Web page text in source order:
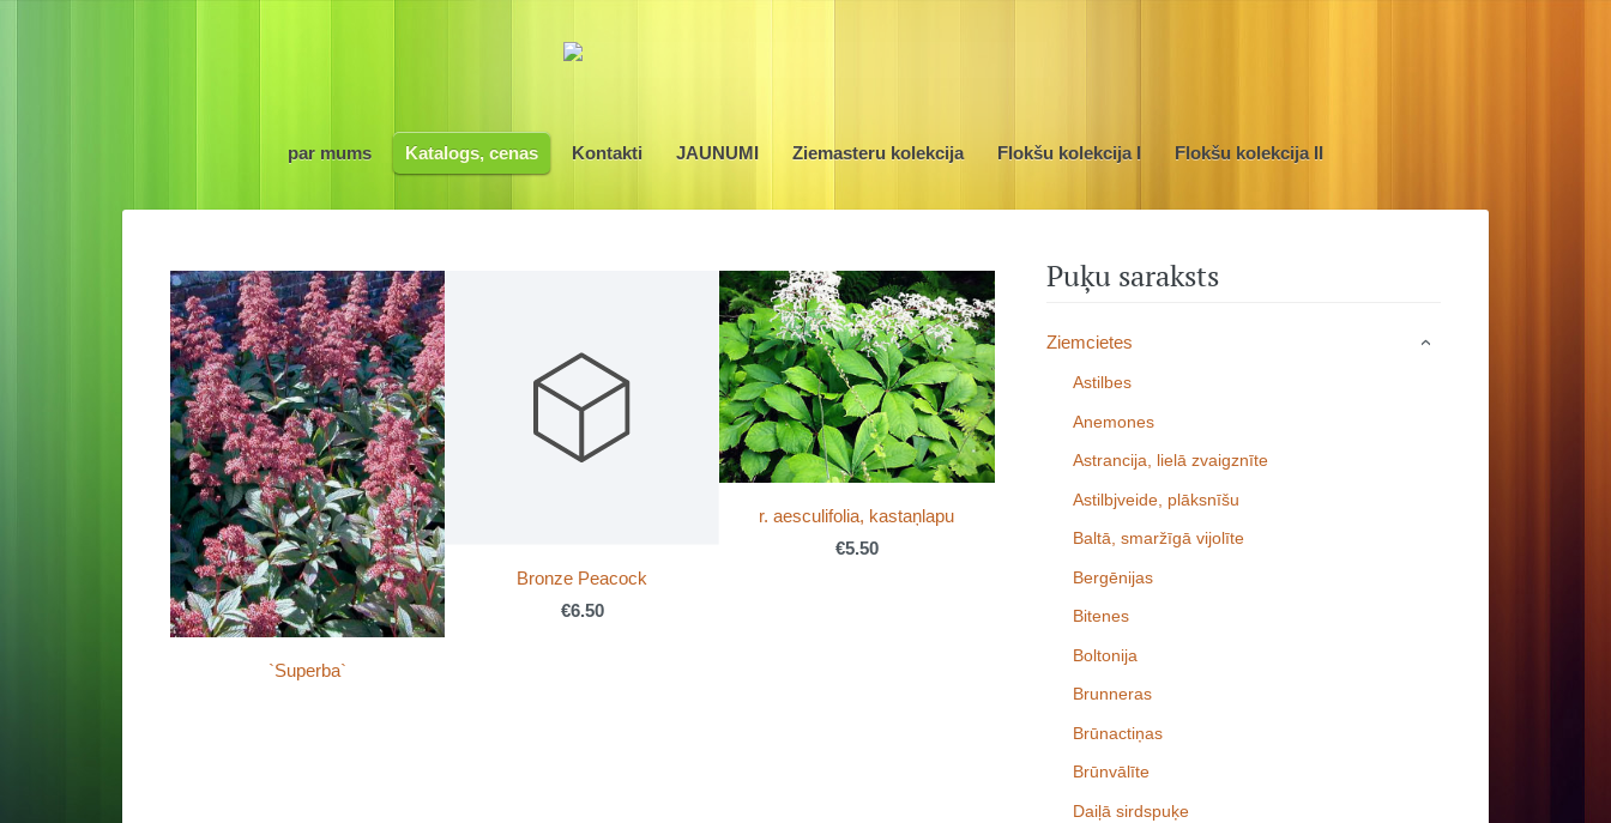
par mums Katalogs, cenas Kontakti JAUNUMI Ziemasteru kolekcija Flokšu kolekcija I Flokšu kolekcija II
Puķu saraksts
Ziemcietes
Astilbes
Anemones
Astrancija, lielā zvaigznīte
Astilbjveide, plāksnīšu
Baltā, smaržīgā vijolīte
Bergēnijas
Bitenes
Boltonija
Brunneras
Brūnactiņas
Brūnvālīte
Daiļā sirdspuķe
›
`Superba`
Bronze Peacock
€6.50
r. aesculifolia, kastaņlapu
€5.50